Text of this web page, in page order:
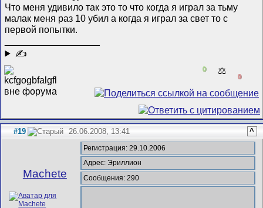
Что меня удивило так это то что когда я играл за тьму
малак меня раз 10 убил а когда я играл за свет то с
первой попытки
✍
0 ⚖️
0
#19 26.06.2008, 13:41 ^
Machete
Регистрация: 29.10.2006
Адрес: Эриллион
Сообщения: 290